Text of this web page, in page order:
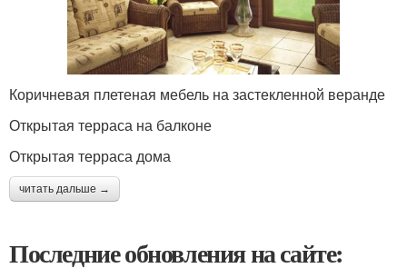
Коричневая плетеная мебель на застекленной веранде
Открытая терраса на балконе
Открытая терраса дома
читать дальше →
Последние обновления на сайте: